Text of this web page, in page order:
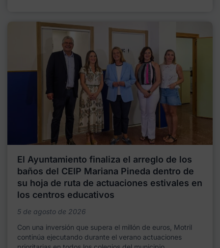
El Ayuntamiento finaliza el arreglo de los
baños del CEIP Mariana Pineda dentro de
su hoja de ruta de actuaciones estivales en
los centros educativos
5 de agosto de 2026
Con una inversión que supera el millón de euros, Motril
continúa ejecutando durante el verano actuaciones